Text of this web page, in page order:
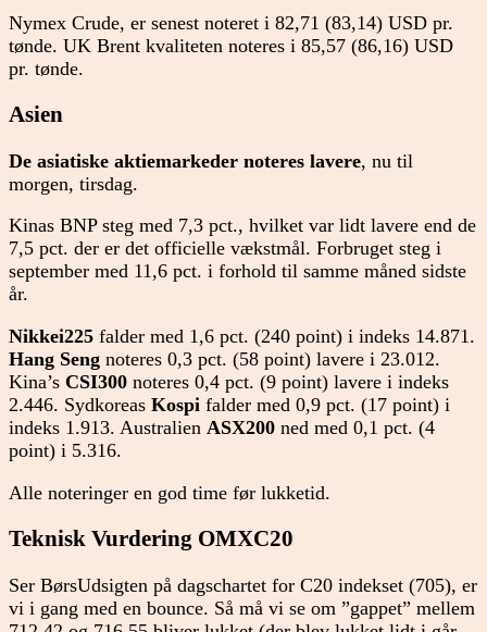
Nymex Crude, er senest noteret i 82,71 (83,14) USD pr.
tønde. UK Brent kvaliteten noteres i 85,57 (86,16) USD
pr. tønde.
Asien
De asiatiske aktiemarkeder noteres lavere, nu til
morgen, tirsdag.
Kinas BNP steg med 7,3 pct., hvilket var lidt lavere end de
7,5 pct. der er det officielle vækstmål. Forbruget steg i
september med 11,6 pct. i forhold til samme måned sidste
år.
Nikkei225 falder med 1,6 pct. (240 point) i indeks 14.871.
Hang Seng noteres 0,3 pct. (58 point) lavere i 23.012.
Kina’s CSI300 noteres 0,4 pct. (9 point) lavere i indeks
2.446. Sydkoreas Kospi falder med 0,9 pct. (17 point) i
indeks 1.913. Australien ASX200 ned med 0,1 pct. (4
point) i 5.316.
Alle noteringer en god time før lukketid.
Teknisk Vurdering OMXC20
Ser BørsUdsigten på dagschartet for C20 indekset (705), er
vi i gang med en bounce. Så må vi se om ”gappet” mellem